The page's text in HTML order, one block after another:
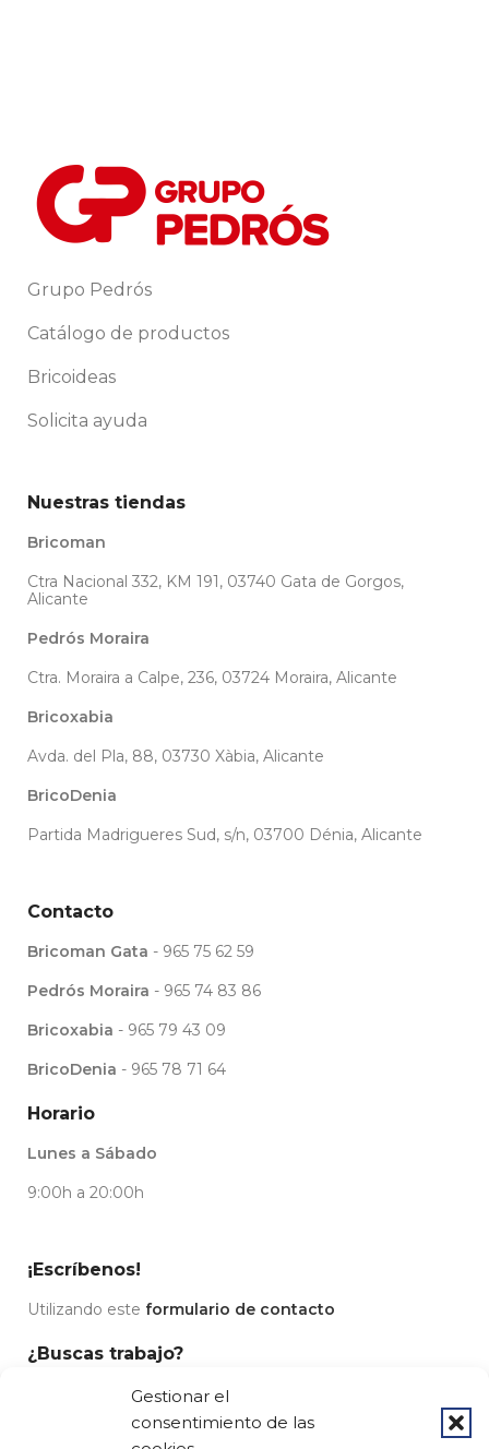
Gestionar el
consentimiento de las
Grupo Pedrós
Catálogo de productos
Bricoideas
Solicita ayuda
Nuestras tiendas
Bricoman
Ctra Nacional 332, KM 191, 03740 Gata de Gorgos,
Alicante
Pedrós Moraira
Ctra. Moraira a Calpe, 236, 03724 Moraira, Alicante
Bricoxabia
Avda. del Pla, 88, 03730 Xàbia, Alicante
BricoDenia
Partida Madrigueres Sud, s/n, 03700 Dénia, Alicante
Contacto
Bricoman Gata - 965 75 62 59
Pedrós Moraira - 965 74 83 86
Bricoxabia - 965 79 43 09
BricoDenia - 965 78 71 64
Horario
Lunes a Sábado
9:00h a 20:00h
¡Escríbenos!
Utilizando este formulario de contacto
¿Buscas trabajo?
Escríbenos ennuestra página de empleo
Redes sociales